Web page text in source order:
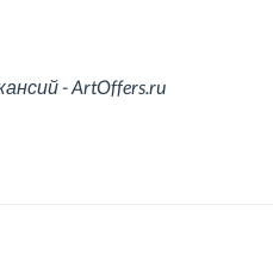
- ArtOffers.ru